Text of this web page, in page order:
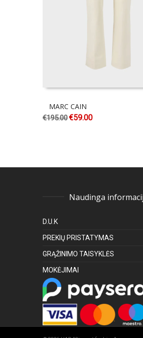
MARC CAIN
€195.00€59.00
Naudinga
D.U.K
PREKIŲ PRISTATYMAS
GRĄŽINIMO TAISYKLĖS
MOKĖJIMAI